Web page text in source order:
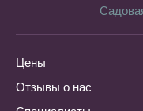
Цены
Отзывы о нас